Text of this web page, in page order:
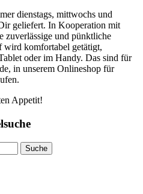
dienstags, mittwochs und
geliefert. In Kooperation mit
zuverlässige und pünktliche
wird komfortabel getätigt,
oder im Handy. Das sind für
in unserem Onlineshop für
Appetit!
Suche